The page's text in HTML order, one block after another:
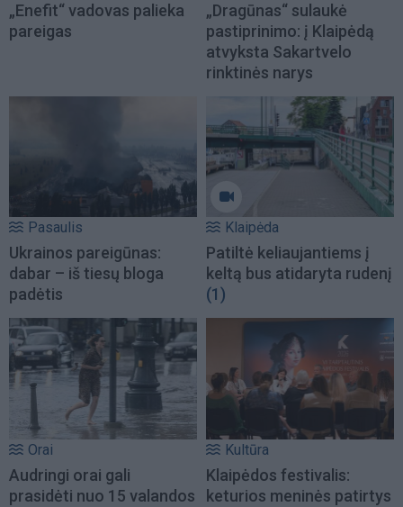
„Enefit“ vadovas palieka
pareigas
„Dragūnas“ sulaukė
pastiprinimo: į Klaipėdą
atvyksta Sakartvelo
rinktinės narys
Pasaulis
Ukrainos pareigūnas:
dabar – iš tiesų bloga
padėtis
Klaipėda
Patiltė keliaujantiems į
keltą bus atidaryta rudenį
(1)
Orai
Audringi orai gali
prasidėti nuo 15 valandos
Kultūra
Klaipėdos festivalis:
keturios meninės patirtys